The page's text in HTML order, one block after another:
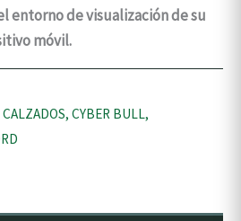
entorno de visualización de su
móvil.
CALZADOS, CYBER BULL,